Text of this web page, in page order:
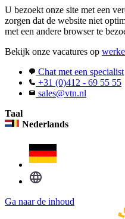
U bezoekt onze site met een
zorgen dat de website niet
met een andere browser te
Bekijk onze vacatures op
Chat met een specialist
+31 (0)412 - 69 55 55
sales@vtn.nl
Taal
Nederlands
Ga naar de inhoud